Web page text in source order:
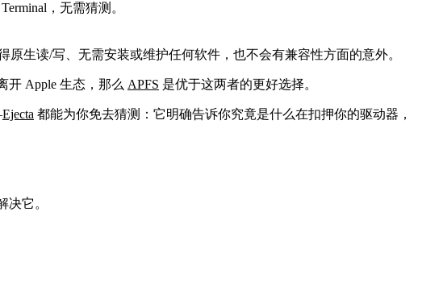
，无需猜测。
原生读/写、无需安装或维护任何软件，也不会有兼容性方面的意外。
开 Apple 生态，那么 APFS 是优于这两者的更好选择。
Ejecta 都能为你免去猜测：它明确告诉你究竟是什么在扣押你的驱动器，
决它。